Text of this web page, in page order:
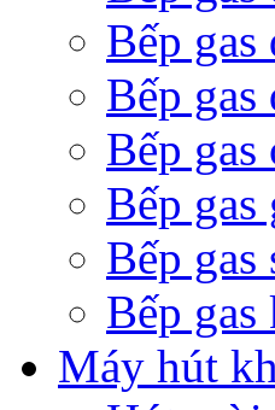
Bếp gas
Bếp
Bếp gas
Bếp gas
Bếp
Bếp
Máy hút